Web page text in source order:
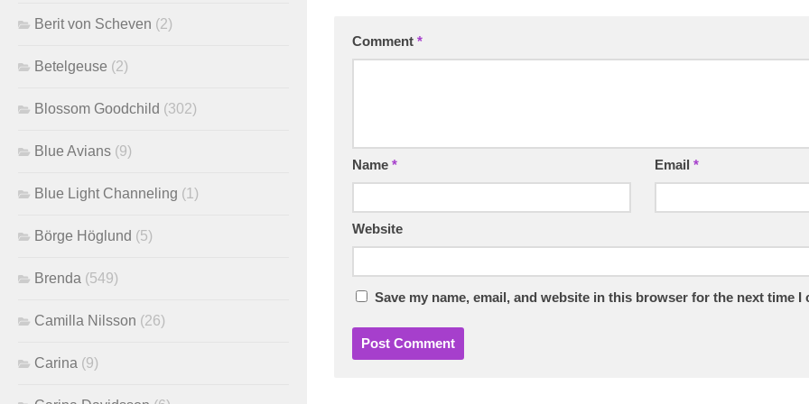
Comment *
Name * Email *
Website
Save my name, email, and website in this browser for the next time I
Berit von Scheven (2)
Betelgeuse (2)
Blossom Goodchild (302)
Blue Avians (9)
Blue Light Channeling (1)
Börge Höglund (5)
Brenda (549)
Camilla Nilsson (26)
Carina (9)